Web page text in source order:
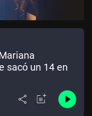
sacó un 14 en